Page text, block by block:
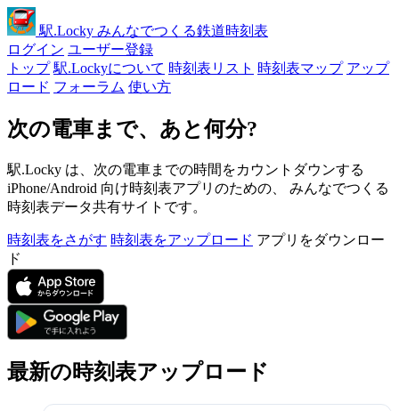
駅.Locky みんなでつくる鉄道時刻表
ログイン ユーザー登録
トップ 駅.Lockyについて 時刻表リスト 時刻表マップ アップ
ロード フォーラム 使い方
次の電車まで、あと何分?
駅.Locky は、次の電車までの時間をカウントダウンする
iPhone/Android 向け時刻表アプリのための、 みんなでつくる
時刻表データ共有サイトです。
時刻表をさがす 時刻表をアップロード アプリをダウンロー
ド
最新の時刻表アップロード